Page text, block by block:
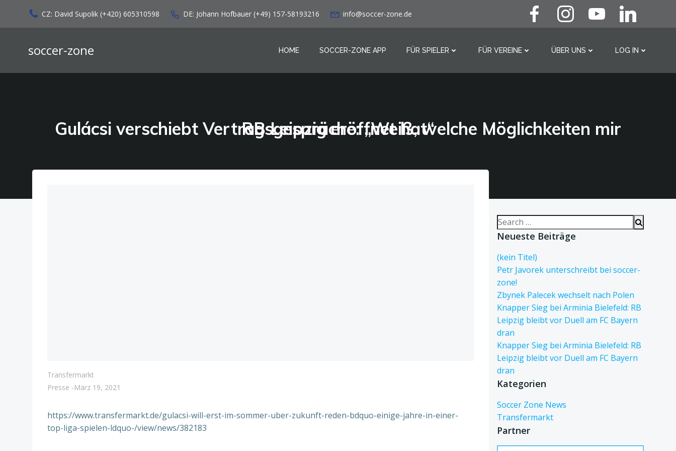
springen
CZ: David Supolik (+420) 605310598 DE: Johann Hofbauer (+49) 157-58193216 info@soccer-zone.de
soccer-zone HOME SOCCER-ZONE APP FÜR SPIELER FÜR VEREINE ÜBER UNS LOG IN
Gulácsi verschiebt Vertragsgespräche: „Weiß, welche Möglichkeiten mir RB Leipzig eröffnet hat“
Transfermarkt
Presse -März 19, 2021
https://www.transfermarkt.de/gulacsi-will-erst-im-sommer-uber-zukunft-reden-bdquo-einige-jahre-in-einer-
top-liga-spielen-ldquo-/view/news/382183
Search
for:
Neueste Beiträge
(kein Titel)
Petr Javorek unterschreibt bei soccer-
zone!
Zbynek Palecek wechselt nach Polen
Knapper Sieg bei Arminia Bielefeld: RB
Leipzig bleibt vor Duell am FC Bayern
dran
Knapper Sieg bei Arminia Bielefeld: RB
Leipzig bleibt vor Duell am FC Bayern
dran
Kategorien
Soccer Zone News
Transfermarkt
Partner